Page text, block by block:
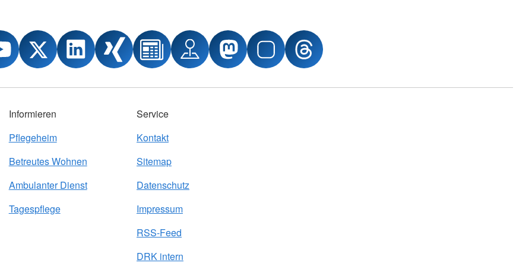
Informieren
Pflegeheim
Betreutes Wohnen
Ambulanter Dienst
Tagespflege
Service
Kontakt
Sitemap
Datenschutz
Impressum
RSS-Feed
DRK intern